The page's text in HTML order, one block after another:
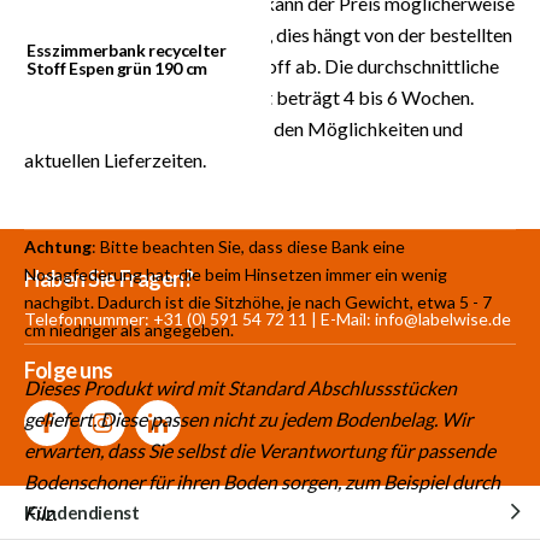
höher oder niedriger ausfallen, dies hängt von der bestellten
Menge und dem gewählten Stoff ab. Die durchschnittliche
Lieferzeit von diesem Produkt beträgt 4 bis 6 Wochen.
Informieren Sie sich jetzt nach den Möglichkeiten und
aktuellen Lieferzeiten.
Achtung: Bitte beachten Sie, dass diese Bank eine
Nosagfederung hat, die beim Hinsetzen immer ein wenig
nachgibt. Dadurch ist die Sitzhöhe, je nach Gewicht, etwa 5 - 7
cm niedriger als angegeben.
Dieses Produkt wird mit Standard Abschlussstücken
geliefert. Diese passen nicht zu jedem Bodenbelag. Wir
erwarten, dass Sie selbst die Verantwortung für passende
Bodenschoner für ihren Boden sorgen, zum Beispiel durch
Filz.
Esszimmerbank recycelter
Stoff Espen grün 190 cm
Mehr als 30.000
Produkte auf Lager
700 m²
Showroom
Produkte aus
eigener Produktion
Haben Sie Fragen?
Telefonnummer: +31 (0) 591 54 72 11 | E-Mail: info@labelwise.de
Folge uns
Kundendienst